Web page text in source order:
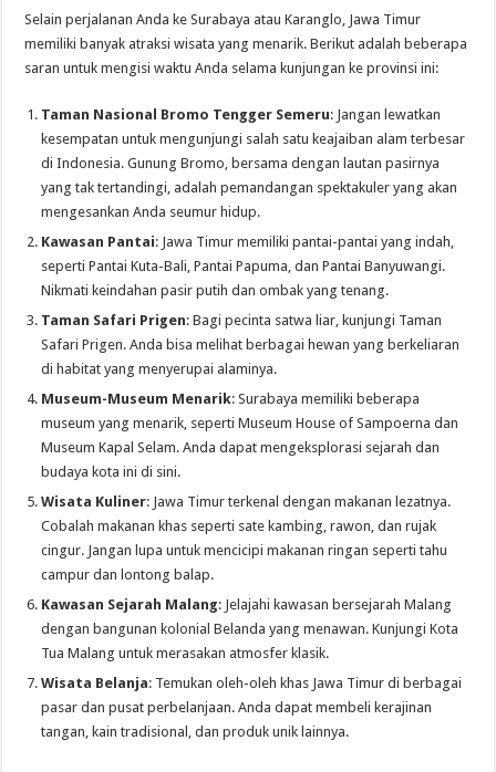
Selain perjalanan Anda ke Surabaya atau Karanglo, Jawa Timur
memiliki banyak atraksi wisata yang menarik. Berikut adalah beberapa
saran untuk mengisi waktu Anda selama kunjungan ke provinsi ini:
Taman Nasional Bromo Tengger Semeru: Jangan lewatkan
kesempatan untuk mengunjungi salah satu keajaiban alam terbesar
di Indonesia. Gunung Bromo, bersama dengan lautan pasirnya
yang tak tertandingi, adalah pemandangan spektakuler yang akan
mengesankan Anda seumur hidup.
Kawasan Pantai: Jawa Timur memiliki pantai-pantai yang indah,
seperti Pantai Kuta-Bali, Pantai Papuma, dan Pantai Banyuwangi.
Nikmati keindahan pasir putih dan ombak yang tenang.
Taman Safari Prigen: Bagi pecinta satwa liar, kunjungi Taman
Safari Prigen. Anda bisa melihat berbagai hewan yang berkeliaran
di habitat yang menyerupai alaminya.
Museum-Museum Menarik: Surabaya memiliki beberapa
museum yang menarik, seperti Museum House of Sampoerna dan
Museum Kapal Selam. Anda dapat mengeksplorasi sejarah dan
budaya kota ini di sini.
Wisata Kuliner: Jawa Timur terkenal dengan makanan lezatnya.
Cobalah makanan khas seperti sate kambing, rawon, dan rujak
cingur. Jangan lupa untuk mencicipi makanan ringan seperti tahu
campur dan lontong balap.
Kawasan Sejarah Malang: Jelajahi kawasan bersejarah Malang
dengan bangunan kolonial Belanda yang menawan. Kunjungi Kota
Tua Malang untuk merasakan atmosfer klasik.
Wisata Belanja: Temukan oleh-oleh khas Jawa Timur di berbagai
pasar dan pusat perbelanjaan. Anda dapat membeli kerajinan
tangan, kain tradisional, dan produk unik lainnya.